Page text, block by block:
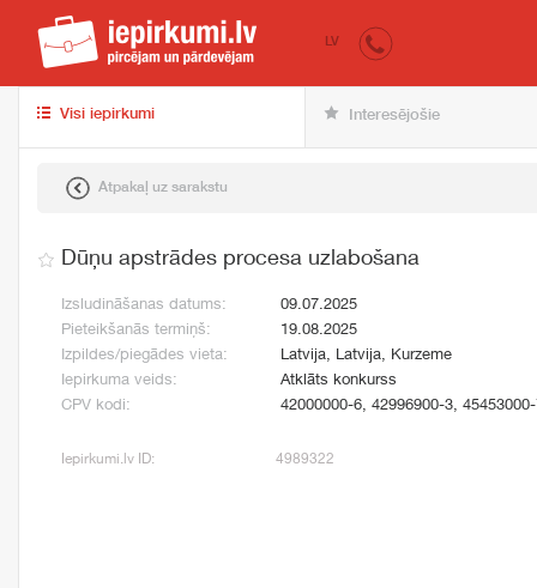
iepirkumi.lv
LV
Visi iepirkumi Interesējošie
Atpakaļ uz sarakstu
Dūņu apstrādes procesa uzlabošana
Izsludināšanas datums:
09.07.2025
Pieteikšanās termiņš:
19.08.2025
Izpildes/piegādes vieta:
Latvija, Latvija, Kurzeme
Iepirkuma veids:
Atklāts konkurss
CPV kodi:
42000000-6, 42996900-3,
Iepirkumi.lv ID: 4989322